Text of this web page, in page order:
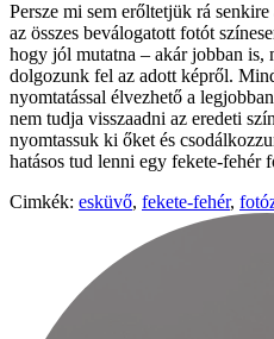
Persze mi sem erőltetjük rá
az összes beválogatott fotót
hogy jól mutatna – akár jobban is,
dolgozunk fel az adott képről.
nyomtatással élvezhető a
nem tudja visszaadni az eredeti
nyomtassuk ki őket és
hatásos tud lenni egy fekete-fehér
Cimkék: esküvő, fekete-fehér,